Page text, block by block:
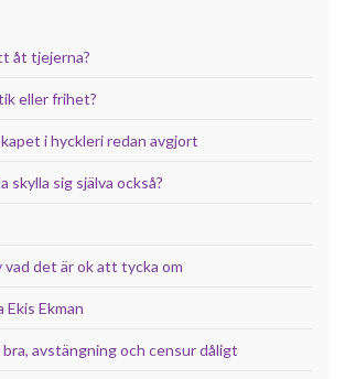
åt tjejerna?
eller frihet?
i hyckleri redan avgjort
skylla sig själva också?
det är ok att tycka om
Ekman
avstängning och censur dåligt